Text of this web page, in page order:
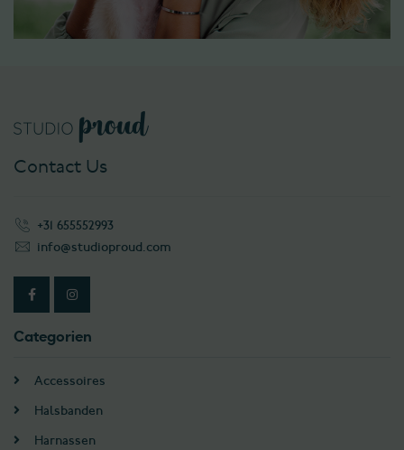
Contact Us
+31 655552993
info@studioproud.com
Categorien
Accessoires
Halsbanden
Harnassen